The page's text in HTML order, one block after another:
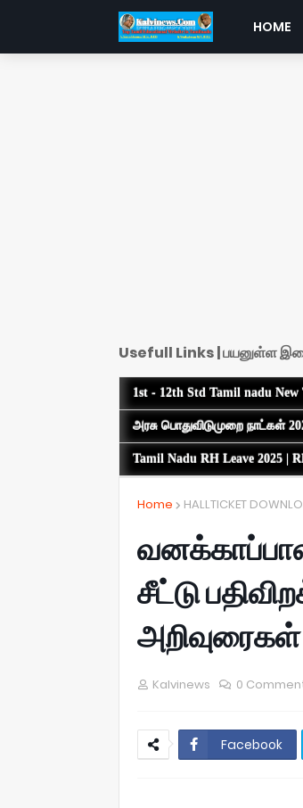
HOME
Usefull Links | பயனுள்ள
1st - 12th Std Tamil nadu New
அரசு பொதுவிடுமுறை நாட்கள்
Tamil Nadu RH Leave 2025 |
Home HALLTICKET
சீட்டு
Kalvinews 0
Facebook